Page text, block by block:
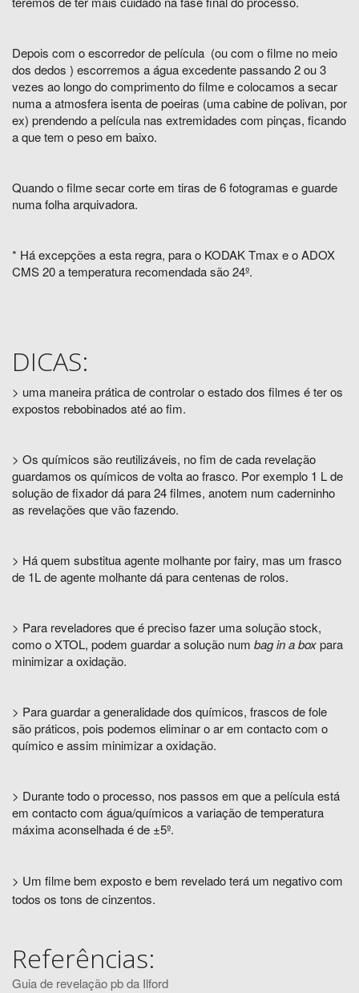
Depois com o escorredor de película (ou com o filme no meio
dos dedos ) escorremos a água excedente passando 2 ou 3
vezes ao longo do comprimento do filme e colocamos a secar
numa a atmosfera isenta de poeiras (uma cabine de polivan, por
ex) prendendo a película nas extremidades com pinças, ficando
a que tem o peso em baixo.
Quando o filme secar corte em tiras de 6 fotogramas e guarde
numa folha arquivadora.
* Há excepções a esta regra, para o KODAK Tmax e o ADOX
CMS 20 a temperatura recomendada são 24º.
DICAS:
> uma maneira prática de controlar o estado dos filmes é ter os
expostos rebobinados até ao fim.
> Os químicos são reutilizáveis, no fim de cada revelação
guardamos os químicos de volta ao frasco. Por exemplo 1 L de
solução de fixador dá para 24 filmes, anotem num caderninho
as revelações que vão fazendo.
> Há quem substitua agente molhante por fairy, mas um frasco
de 1L de agente molhante dá para centenas de rolos.
> Para reveladores que é preciso fazer uma solução stock,
como o XTOL, podem guardar a solução num bag in a boxpara
minimizar a oxidação.
> Para guardar a generalidade dos químicos, frascos de fole
são práticos, pois podemos eliminar o ar em contacto com o
químico e assim minimizar a oxidação.
> Durante todo o processo, nos passos em que a película está
em contacto com água/químicos a variação de temperatura
máxima aconselhada é de ±5º.
> Um filme bem exposto e bem revelado terá um negativo com
todos os tons de cinzentos.
Referências:
Guia de revelação pb da Ilford